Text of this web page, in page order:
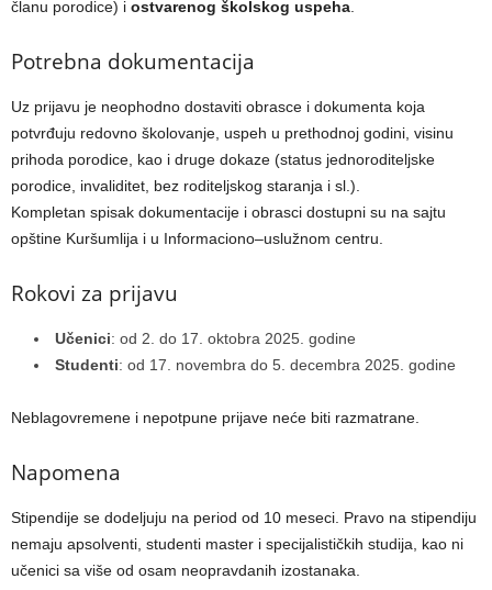
članu porodice) i ostvarenog školskog uspeha
Potrebna dokumentacija
Uz prijavu je neophodno dostaviti obrasce i dokumenta koja
potvrđuju redovno školovanje, uspeh u prethodnoj godini, visinu
prihoda porodice, kao i druge dokaze (status jednoroditeljske
porodice, invaliditet, bez roditeljskog staranja i sl.).
Kompletan spisak dokumentacije i obrasci dostupni su na sajtu
opštine Kuršumlija i u Informaciono–uslužnom centru.
Rokovi za prijavu
Učenici: od 2. do 17. oktobra 2025. godine
Studenti: od 17. novembra do 5. decembra 2025. godine
Neblagovremene i nepotpune prijave neće biti razmatrane.
Napomena
Stipendije se dodeljuju na period od 10 meseci. Pravo na stipendiju
nemaju apsolventi, studenti master i specijalističkih studija, kao ni
učenici sa više od osam neopravdanih izostanaka.